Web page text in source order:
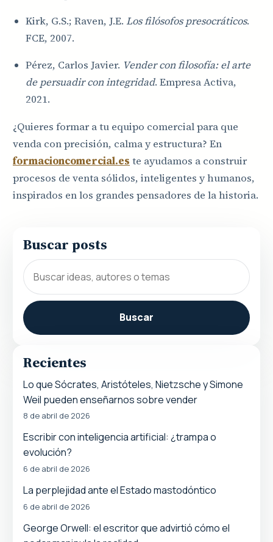
Kirk, G.S.; Raven, J.E. Los filósofos presocráticos.
FCE, 2007.
Pérez, Carlos Javier. Vender con filosofía: el arte
de persuadir con integridad. Empresa Activa,
2021.
¿Quieres formar a tu equipo comercial para que
venda con precisión, calma y estructura? En
formacioncomercial.es te ayudamos a construir
procesos de venta sólidos, inteligentes y humanos,
inspirados en los grandes pensadores de la historia.
Buscar posts
Buscar
Recientes
Lo que Sócrates, Aristóteles, Nietzsche y Simone
Weil pueden enseñarnos sobre vender
8 de abril de 2026
Escribir con inteligencia artificial: ¿trampa o
evolución?
6 de abril de 2026
La perplejidad ante el Estado mastodóntico
6 de abril de 2026
George Orwell: el escritor que advirtió cómo el